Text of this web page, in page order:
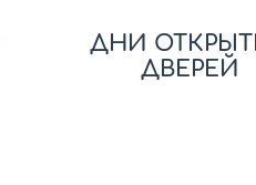
ДНИ
ДВЕРЕЙ